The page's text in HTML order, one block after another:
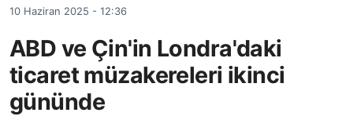
10 Haziran 2025 - 12:36
ABD ve Çin'in Londra'daki
ticaret müzakereleri ikinci
gününde